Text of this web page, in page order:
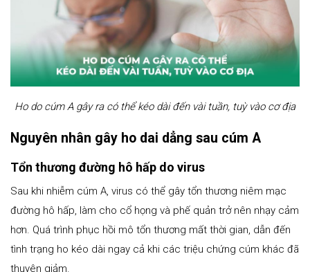
Ho do cúm A gây ra có thể kéo dài đến vài tuần, tuỳ vào cơ địa
Nguyên nhân gây ho dai dẳng sau cúm A
Tổn thương đường hô hấp do virus
Sau khi nhiễm cúm A, virus có thể gây tổn thương niêm mạc
đường hô hấp, làm cho cổ họng và phế quản trở nên nhạy cảm
hơn. Quá trình phục hồi mô tổn thương mất thời gian, dẫn đến
tình trạng ho kéo dài ngay cả khi các triệu chứng cúm khác đã
thuyên giảm.